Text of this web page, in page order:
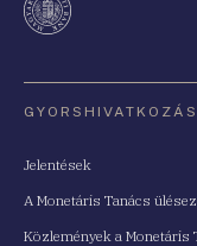
Jelentések
A Monetáris Tanács
Közlemények a Monetáris